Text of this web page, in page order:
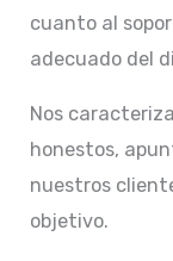
cuanto al
adecuado del
Nos
honestos,
nuestros
objetivo.